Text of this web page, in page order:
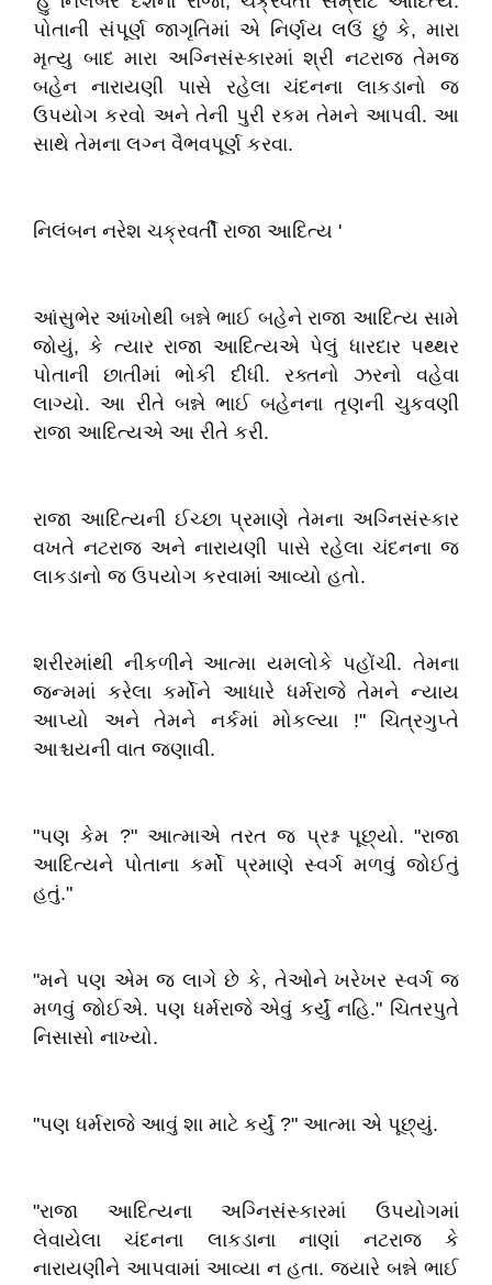
પોતાની સંપૂર્ણ જાગૃતિમાં એ નિર્ણય લઉં છું કે, મારા
મૃત્યુ બાદ મારા અગ્નિસંસ્કારમાં શ્રી નટરાજ તેમજ
બહેન નારાયણી પાસે રહેલા ચંદનના લાકડાનો જ
ઉપયોગ કરવો અને તેની પુરી રકમ તેમને આપવી. આ
સાથે તેમના લગ્ન વૈભવપૂર્ણ કરવા.
નિલંબન નરેશ ચક્રવર્તી રાજા આદિત્ય '
આંસુભેર આંખોથી બન્ને ભાઈ બહેને રાજા આદિત્ય સામે
જોયું, કે ત્યાર રાજા આદિત્યએ પેલું ધારદાર પથ્થર
પોતાની છાતીમાં ભોકી દીધી. રક્તનો ઝરનો વહેવા
લાગ્યો. આ રીતે બન્ને ભાઈ બહેનના તૃણની ચુકવણી
રાજા આદિત્યએ આ રીતે કરી.
રાજા આદિત્યની ઈચ્છા પ્રમાણે તેમના અગ્નિસંસ્કાર
વખતે નટરાજ અને નારાયણી પાસે રહેલા ચંદનના જ
લાકડાનો જ ઉપયોગ કરવામાં આવ્યો હતો.
શરીરમાંથી નીકળીને આત્મા યમલોકે પહોંચી. તેમના
જન્મમાં કરેલા કર્મોને આધારે ધર્મરાજે તેમને ન્યાય
આપ્યો અને તેમને નર્કમાં મોકલ્યા !" ચિત્રગુપ્તે
આશ્ચયની વાત જણાવી.
"પણ કેમ ?" આત્માએ તરત જ પ્રશ્ન પૂછ્યો. "રાજા
આદિત્યને પોતાના કર્મો પ્રમાણે સ્વર્ગ મળવું જોઈતું
હતું."
"મને પણ એમ જ લાગે છે કે, તેઓને ખરેખર સ્વર્ગ જ
મળવું જોઈએ. પણ ધર્મરાજે એવું કર્યું નહિ." ચિતરપુતે
નિસાસો નાખ્યો.
"પણ ધર્મરાજે આવું શા માટે કર્યું ?" આત્મા એ પૂછ્યું.
"રાજા આદિત્યના અગ્નિસંસ્કારમાં ઉપયોગમાં
લેવાયેલા ચંદનના લાકડાના નાણાં નટરાજ કે
નારાયણીને આપવામાં આવ્યા ન હતા. જ્યારે બન્ને ભાઈ